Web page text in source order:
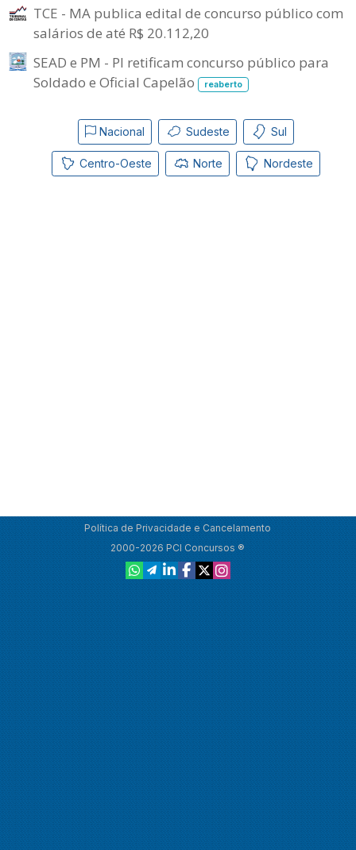
TCE - MA publica edital de concurso público com
salários de até R$ 20.112,20
SEAD e PM - PI retificam concurso público para
Soldado e Oficial Capelão
reaberto
Nacional Sudeste Sul
Centro-Oeste Norte Nordeste
Política de Privacidade e Cancelamento
2000-2026 PCI Concursos ®